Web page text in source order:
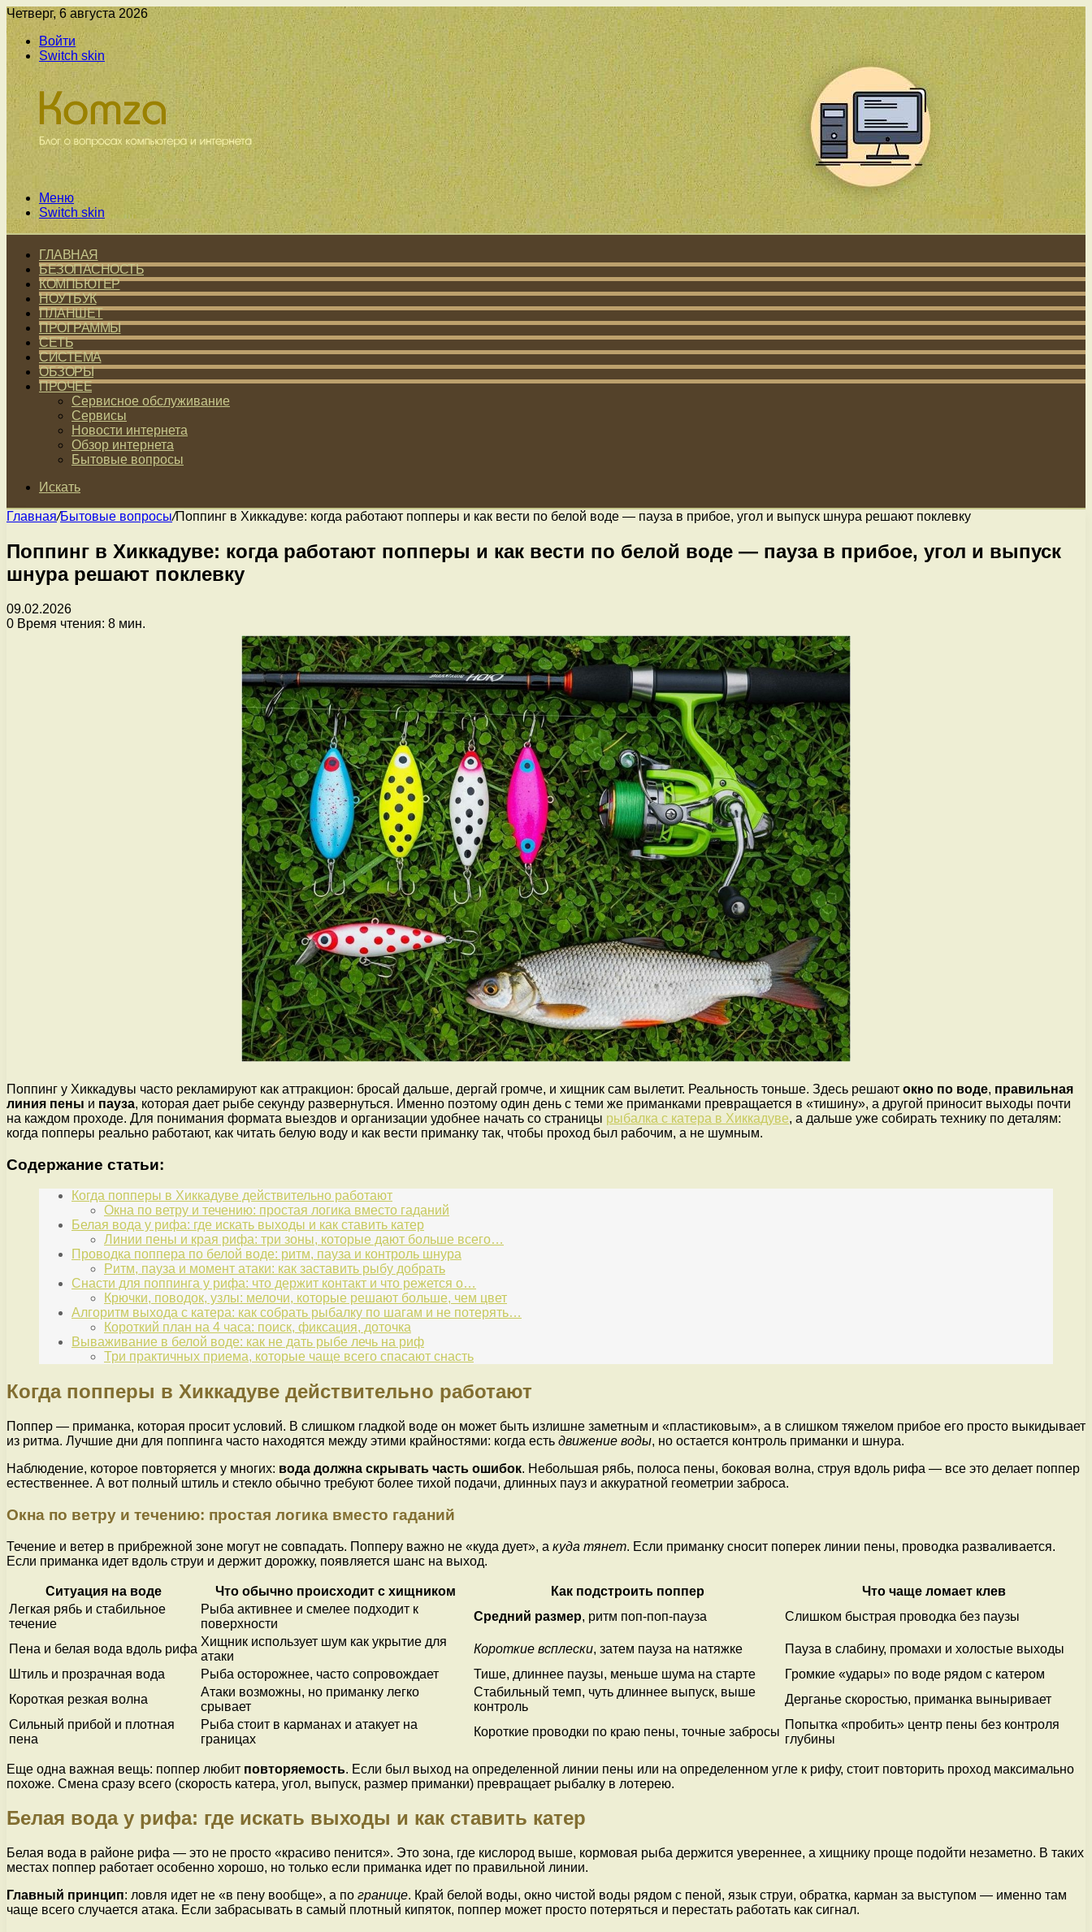
Четверг, 6 августа 2026
Войти
Switch skin
Меню
Switch skin
ГЛАВНАЯ
БЕЗОПАСНОСТЬ
КОМПЬЮТЕР
НОУТБУК
ПЛАНШЕТ
ПРОГРАММЫ
СЕТЬ
СИСТЕМА
ОБЗОРЫ
ПРОЧЕЕ
Сервисное обслуживание
Сервисы
Новости интернета
Обзор интернета
Бытовые вопросы
Искать
Главная/Бытовые вопросы/Поппинг в Хиккадуве: когда работают попперы и как вести по белой воде — пауза в прибое, угол и выпуск шнура решают поклевку
Поппинг в Хиккадуве: когда работают попперы и как вести по белой воде — пауза в прибое, угол и выпуск
шнура решают поклевку
09.02.2026
0 Время чтения: 8 мин.
Поппинг у Хиккадувы часто рекламируют как аттракцион: бросай дальше, дергай громче, и хищник сам вылетит. Реальность тоньше. Здесь решают окно по воде, правильная
линия пены и пауза, которая дает рыбе секунду развернуться. Именно поэтому один день с теми же приманками превращается в «тишину», а другой приносит выходы почти
на каждом проходе. Для понимания формата выездов и организации удобнее начать со страницы рыбалка с катера в Хиккадуве, а дальше уже собирать технику по деталям:
когда попперы реально работают, как читать белую воду и как вести приманку так, чтобы проход был рабочим, а не шумным.
Содержание статьи:
Когда попперы в Хиккадуве действительно работают
Окна по ветру и течению: простая логика вместо гаданий
Белая вода у рифа: где искать выходы и как ставить катер
Линии пены и края рифа: три зоны, которые дают больше всего…
Проводка поппера по белой воде: ритм, пауза и контроль шнура
Ритм, пауза и момент атаки: как заставить рыбу добрать
Снасти для поппинга у рифа: что держит контакт и что режется о…
Крючки, поводок, узлы: мелочи, которые решают больше, чем цвет
Алгоритм выхода с катера: как собрать рыбалку по шагам и не потерять…
Короткий план на 4 часа: поиск, фиксация, доточка
Вываживание в белой воде: как не дать рыбе лечь на риф
Три практичных приема, которые чаще всего спасают снасть
Когда попперы в Хиккадуве действительно работают
Поппер — приманка, которая просит условий. В слишком гладкой воде он может быть излишне заметным и «пластиковым», а в слишком тяжелом прибое его просто выкидывает
из ритма. Лучшие дни для поппинга часто находятся между этими крайностями: когда есть движение воды, но остается контроль приманки и шнура.
Наблюдение, которое повторяется у многих: вода должна скрывать часть ошибок. Небольшая рябь, полоса пены, боковая волна, струя вдоль рифа — все это делает поппер
естественнее. А вот полный штиль и стекло обычно требуют более тихой подачи, длинных пауз и аккуратной геометрии заброса.
Окна по ветру и течению: простая логика вместо гаданий
Течение и ветер в прибрежной зоне могут не совпадать. Попперу важно не «куда дует», а куда тянет. Если приманку сносит поперек линии пены, проводка разваливается.
Если приманка идет вдоль струи и держит дорожку, появляется шанс на выход.
Ситуация на воде Что обычно происходит с хищником Как подстроить поппер
Что чаще ломает клев
Легкая рябь и стабильное
течение
Рыба активнее и смелее подходит к
поверхности
Средний размер, ритм поп-поп-пауза Слишком быстрая проводка без паузы
Пена и белая вода вдоль рифа
Хищник использует шум как укрытие для
атаки
Короткие всплески, затем пауза на натяжке
Пауза в слабину, промахи и холостые выходы
Штиль и прозрачная вода
Рыба осторожнее, часто сопровождает Тише, длиннее паузы, меньше шума на старте
Громкие «удары» по воде рядом с катером
Короткая резкая волна
Атаки возможны, но приманку легко
срывает
Стабильный темп, чуть длиннее выпуск, выше
контроль
Дерганье скоростью, приманка выныривает
Сильный прибой и плотная
пена
Рыба стоит в карманах и атакует на
границах
Короткие проводки по краю пены, точные забросы
Попытка «пробить» центр пены без контроля
глубины
Еще одна важная вещь: поппер любит повторяемость. Если был выход на определенной линии пены или на определенном угле к рифу, стоит повторить проход максимально
похоже. Смена сразу всего (скорость катера, угол, выпуск, размер приманки) превращает рыбалку в лотерею.
Белая вода у рифа: где искать выходы и как ставить катер
Белая вода в районе рифа — это не просто «красиво пенится». Это зона, где кислород выше, кормовая рыба держится увереннее, а хищнику проще подойти незаметно. В таких
местах поппер работает особенно хорошо, но только если приманка идет по правильной линии.
Главный принцип: ловля идет не «в пену вообще», а по границе. Край белой воды, окно чистой воды рядом с пеной, язык струи, обратка, карман за выступом — именно там
чаще всего случается атака. Если забрасывать в самый плотный кипяток, поппер может просто потеряться и перестать работать как сигнал.